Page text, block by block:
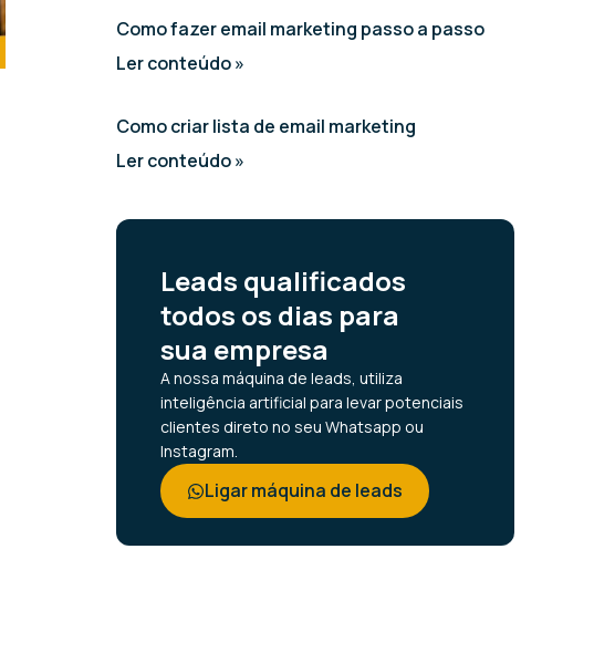
Como fazer email marketing passo a passo
Ler conteúdo »
Como criar lista de email marketing
Ler conteúdo »
Leads qualificados
todos os dias para
sua empresa
A nossa máquina de leads, utiliza
inteligência artificial para levar potenciais
clientes direto no seu Whatsapp ou
Instagram.
Ligar máquina de leads